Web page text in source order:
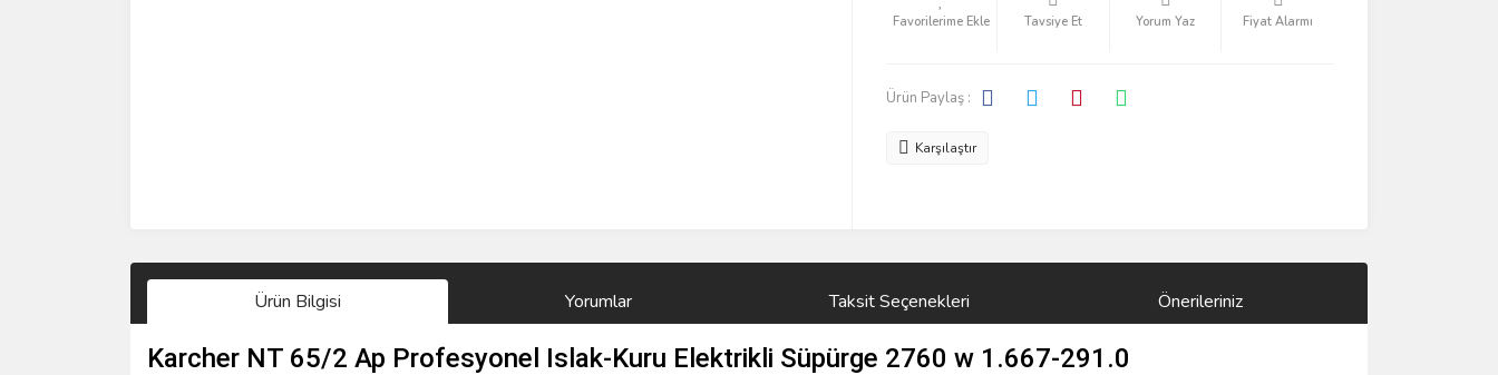
Tavsiye Et Yorum Yaz Fiyat Alarmı
Ürün Paylaş :
Karşılaştır
Ürün Bilgisi Yorumlar Taksit Seçenekleri Önerileriniz
Karcher NT 65/2 Ap Profesyonel Islak-Kuru Elektrikli Süpürge 2760 w 1.667-291.0